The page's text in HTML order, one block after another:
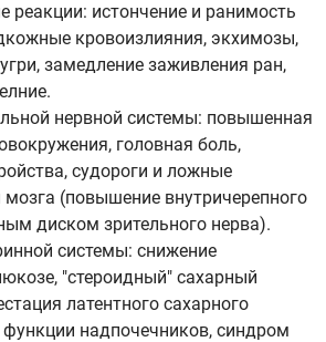
реакции: истончение и ранимость
кровоизлияния, экхимозы,
замедление заживления ран,
нервной системы: повышенная
головная боль,
судороги и ложные
(повышение внутричерепного
диском зрительного нерва).
системы: снижение
"стероидный" сахарный
латентного сахарного
функции надпочечников, синдром